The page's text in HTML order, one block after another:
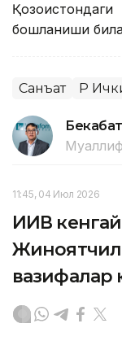
бошланиши
Санъат ҚР
Муаллиф
11:45, 04 Июл 2026
ИИВ
вазифалар